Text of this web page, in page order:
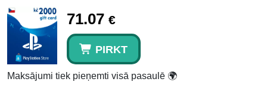
71.07 €
PIRKT
Maksājumi tiek pieņemti visā pasaulē 🌍